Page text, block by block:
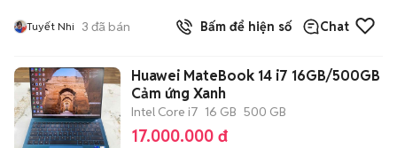
Tuyết Nhi 3 đã bán Bấm để hiện số Chat
Huawei MateBook 14 i7 16GB/500GB
Cảm ứng Xanh
Intel Core i7 16 GB 500 GB
17.000.000 đ